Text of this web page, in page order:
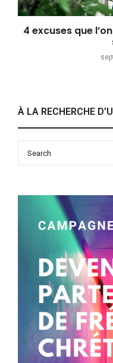
4 excuses que
À LA RECHERCHE